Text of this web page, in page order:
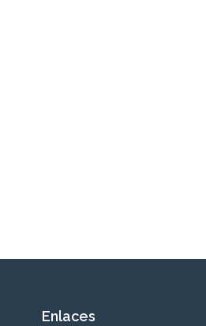
Enlaces